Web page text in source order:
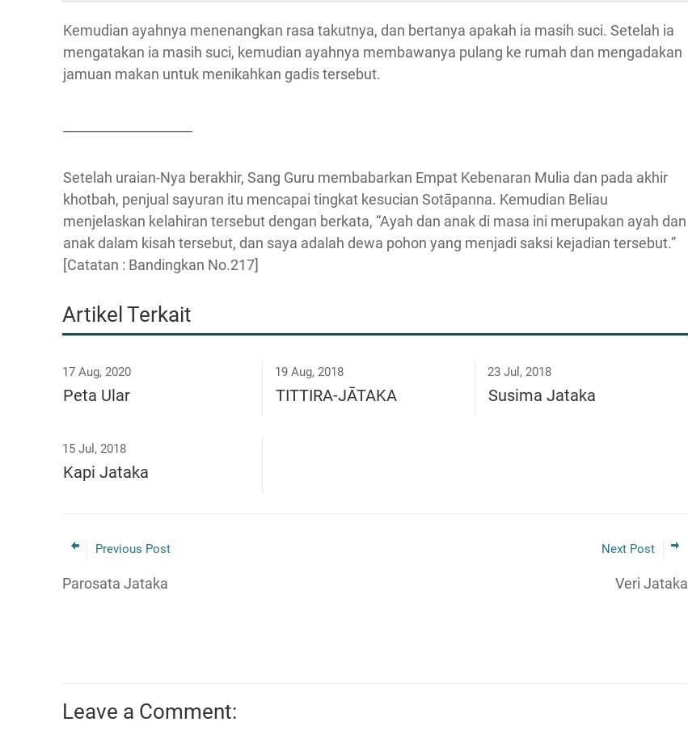
Kemudian ayahnya menenangkan rasa takutnya, dan bertanya apakah ia masih suci. Setelah ia
mengatakan ia masih suci, kemudian ayahnya membawanya pulang ke rumah dan mengadakan
jamuan makan untuk menikahkan gadis tersebut.
Setelah uraian-Nya berakhir, Sang Guru membabarkan Empat Kebenaran Mulia dan pada akhir
khotbah, penjual sayuran itu mencapai tingkat kesucian Sotāpanna. Kemudian Beliau
menjelaskan kelahiran tersebut dengan berkata, “Ayah dan anak di masa ini merupakan ayah dan
anak dalam kisah tersebut, dan saya adalah dewa pohon yang menjadi saksi kejadian tersebut.”
[Catatan : Bandingkan No.217]
Artikel Terkait
17 Aug, 2020
Peta Ular
19 Aug, 2018
TITTIRA-JĀTAKA
23 Jul, 2018
Susima Jataka
15 Jul, 2018
Kapi Jataka
Previous Post
Parosata Jataka
Next Post
Veri Jataka
Leave a Comment: